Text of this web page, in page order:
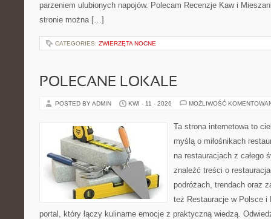
parzeniem ulubionych napojów. Polecam Recenzje Kaw i
stronie można […]
CATEGORIES: ZWIERZĘTA NOCNE
POLECANE LOKALE
POSTED BY ADMIN KWI - 11 - 2026 MOŻLIWOŚĆ
Ta strona internetowa to
myślą o miłośnikach
na restauracjach z całego
znaleźć treści o
podróżach, trendach oraz
też Restauracje w Polsce i
portal, który łączy kulinarne emocje z praktyczną wiedzą.